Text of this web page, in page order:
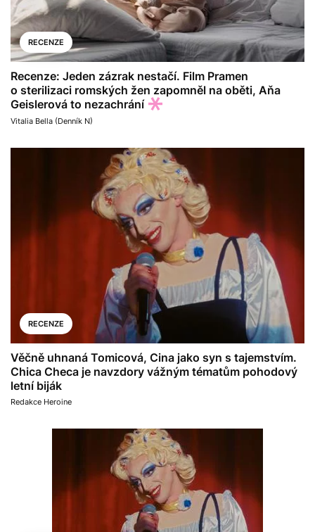
RECENZE
Recenze: Jeden zázrak nestačí. Film Pramen
o sterilizaci romských žen zapomněl na oběti, Aňa
Geislerová to nezachrání
Vitalia Bella (Denník N)
RECENZE
Věčně uhnaná Tomicová, Cina jako syn s tajemstvím.
Chica Checa je navzdory vážným tématům pohodový
letní biják
Redakce Heroine